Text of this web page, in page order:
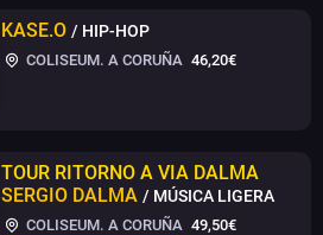
KASE.O / HIP-HOP
COLISEUM. A CORUÑA 46,20€
TOUR RITORNO A VIA DALMA
SERGIO DALMA / MÚSICA LIGERA
COLISEUM. A CORUÑA 49,50€